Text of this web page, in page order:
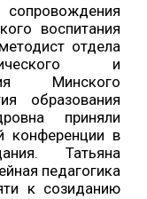
воспитания
отдела
и
Минского
образования
приняли
конференции в
Татьяна
педагогика
к созиданию